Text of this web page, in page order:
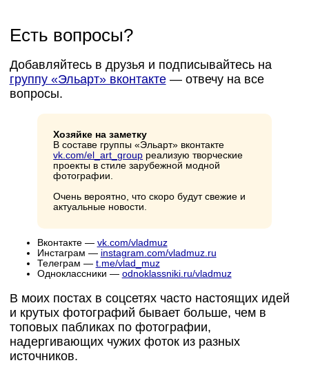
Есть вопросы?
Добавляйтесь в друзья и подписывайтесь на
группу «Эльарт» вконтакте— отвечу на все
вопросы.
Хозяйке на заметку
В составе группы «Эльарт» вконтакте
vk.com/el_art_group реализую творческие
проекты в стиле зарубежной модной
фотографии.
Очень вероятно, что скоро будут свежие и
актуальные новости.
Вконтакте — vk.com/vladmuz
Инстаграм — instagram.com/vladmuz.ru
Телеграм — t.me/vlad_muz
Одноклассники — odnoklassniki.ru/vladmuz
В моих постах в соцсетях часто настоящих идей
и крутых фотографий бывает больше, чем в
топовых пабликах по фотографии,
надергивающих чужих фоток из разных
источников.